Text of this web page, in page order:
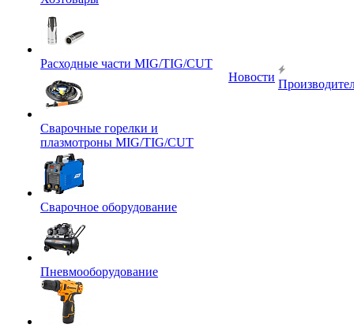
Расходные части MIG/TIG/CUT
Сварочные горелки и
плазмотроны MIG/TIG/CUT
Сварочное оборудование
Пневмооборудование
Новости